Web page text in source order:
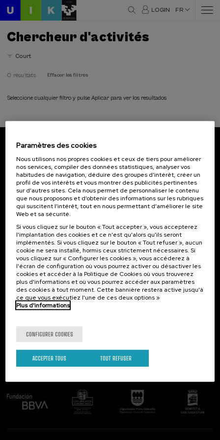
LOGIN FR
Chercheur d'activités
Court
0 résultats Effacer les filtres
Seleccione cualquier filtro y pulse Aplicar para ver los resultados
Inscrivez-vous pour être le premier à recevoir les
actualités de l'UIK.
S'abonner
Contact
Palacio Miramar
Paseo de Miraconcha, 48
20007 Donostia / San Sebastián
Gipuzkoa, Spain
Contactez-nous!
Intéressant...
Activités précédentes
Suivez-nous
Paramètres des cookies
Nous utilisons nos propres cookies et ceux de tiers pour améliorer
nos services, compiler des données statistiques, analyser vos
habitudes de navigation, déduire des groupes d’intérêt, créer un
profil de vos intérêts et vous montrer des publicités pertinentes
sur d’autres sites. Cela nous permet de personnaliser le contenu
que nous proposons et d’obtenir des informations sur les rubriques
qui suscitent l’intérêt, tout en nous permettant d’améliorer le site
Web et sa sécurité.
Si vous cliquez sur le bouton « Tout accepter », vous accepterez
l'implantation des cookies et ce n'est qu'alors qu'ils seront
implémentés. Si vous cliquez sur le bouton « Tout refuser », aucun
cookie ne sera installé, hormis ceux strictement nécessaires. Si
vous cliquez sur « Configurer les cookies », vous accéderez à
l'écran de configuration où vous pourrez activer ou désactiver les
cookies et accéder à la Politique de Cookies où vous trouverez
plus d'informations et où vous pourrez accéder aux paramètres
des cookies à tout moment. Cette bannière restera active jusqu'à
ce que vous exécutiez l'une de ces deux options »
Plus d'informations
CONFIGURER COOKIES
TOUT REFUSER
ACCEPTER TOUS